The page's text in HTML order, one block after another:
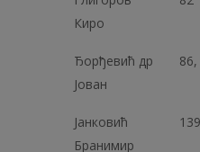
Киро
Ђорђевић др
Јован
Јанковић
Бранимир